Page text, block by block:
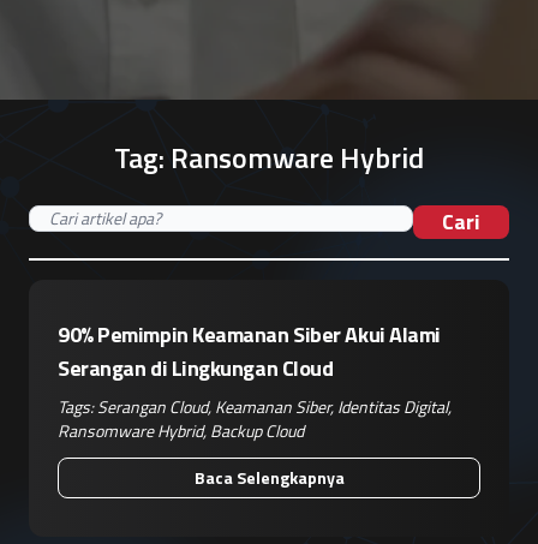
Tag: Ransomware Hybrid
Cari
90% Pemimpin Keamanan Siber Akui Alami
Serangan di Lingkungan Cloud
Tags:Serangan Cloud,Keamanan Siber,Identitas Digital,
Ransomware Hybrid,Backup Cloud
Baca Selengkapnya